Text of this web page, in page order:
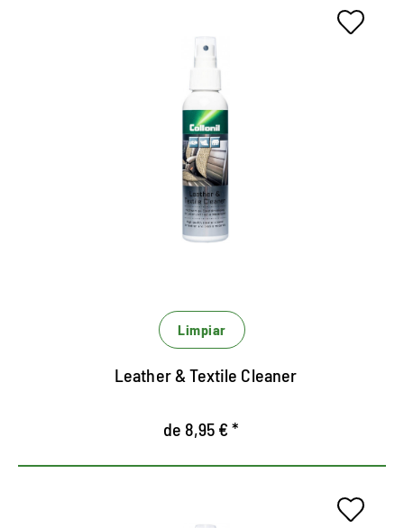
Limpieza de alta calidad para
el interior del coche.
Especialmente desarrollado para los requisitos en
el interior del automóvil.
Para todas las superficies de cuero lisas, cuero
Limpiar
Leather & Textile Cleaner
de 8,95 € *